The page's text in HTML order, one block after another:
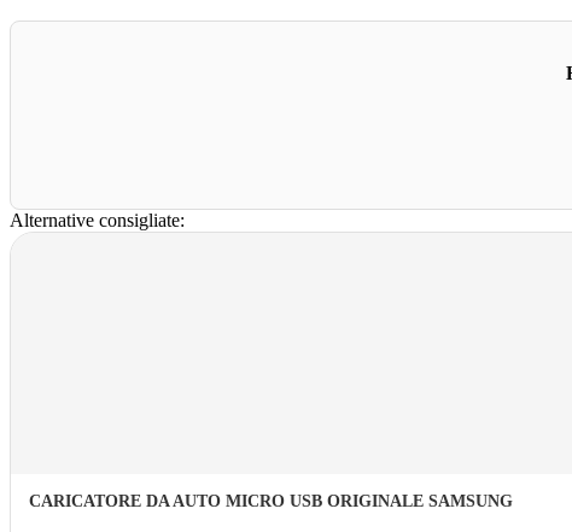
Alternative consigliate:
CARICATORE DA AUTO MICRO USB ORIGINALE SAMSUNG